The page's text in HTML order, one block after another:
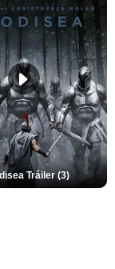
Tráiler (3)